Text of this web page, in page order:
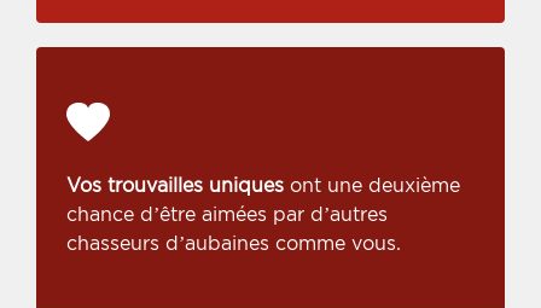
Vos trouvailles uniques ont une deuxième
chance d’être aimées par d’autres
chasseurs d’aubaines comme vous.